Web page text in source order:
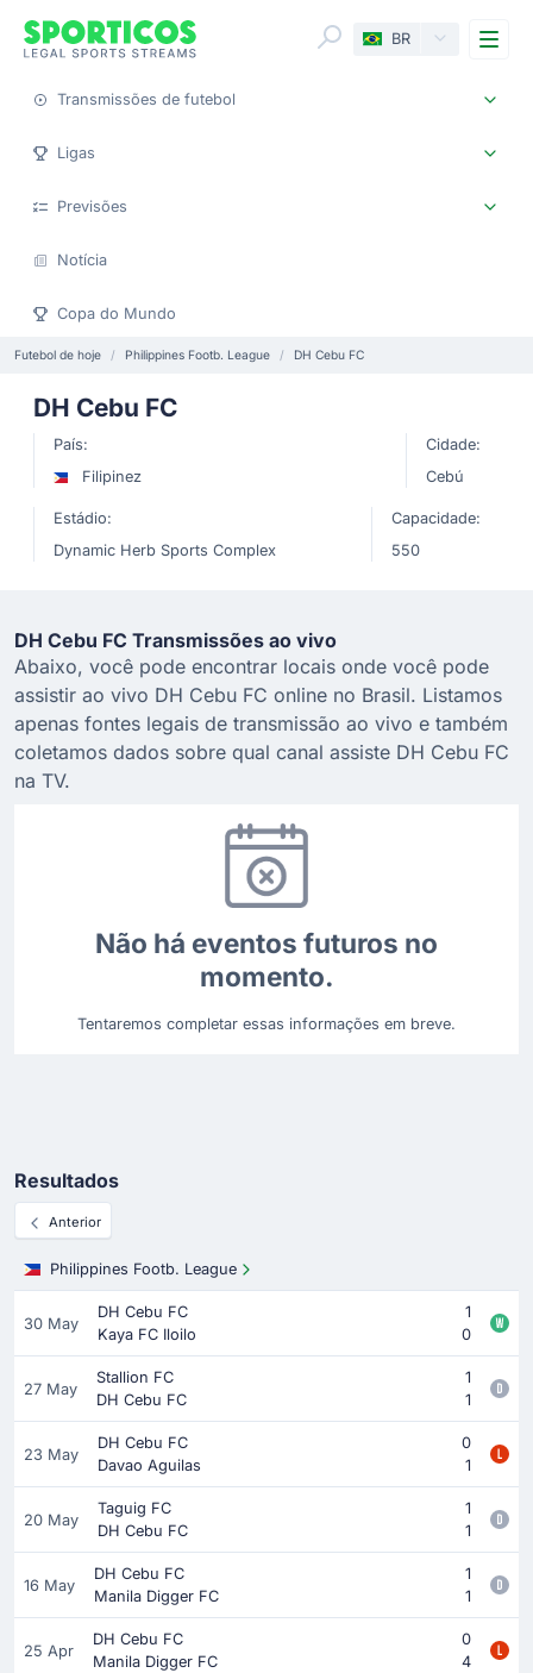
BR
Transmissões de futebol
Ligas
Previsões
Notícia
Copa do Mundo
Futebol de hoje Philippines Footb. League DH Cebu FC
DH Cebu FC
País:
Filipinez
Cidade:
Cebú
Estádio:
Dynamic Herb Sports Complex
Capacidade:
550
DH Cebu FC Transmissões ao vivo
Abaixo, você pode encontrar locais onde você pode
assistir ao vivo DH Cebu FC online no Brasil. Listamos
apenas fontes legais de transmissão ao vivo e também
coletamos dados sobre qual canal assiste DH Cebu FC
na TV.
Não há eventos futuros no
momento.
Tentaremos completar essas informações em breve.
Resultados
Anterior
Philippines Footb. League
30 May
DH Cebu FC
1
Kaya FC Iloilo
0
27 May
Stallion FC
1
DH Cebu FC
1
23 May
DH Cebu FC
0
Davao Aguilas
1
20 May
Taguig FC
1
DH Cebu FC
1
16 May
DH Cebu FC
1
Manila Digger FC
1
25 Apr
DH Cebu FC
0
Manila Digger FC
4